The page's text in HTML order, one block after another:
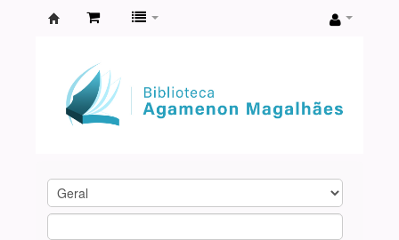
Agamenon
Magalhães